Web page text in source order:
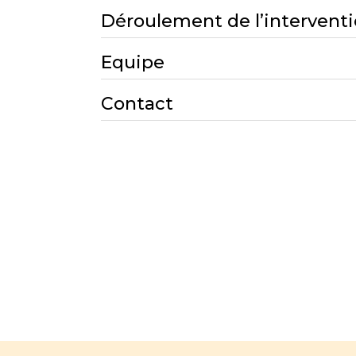
Déroulement de
Equipe
Contact